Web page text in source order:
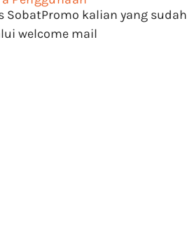
SobatPromo kalian yang sudah
welcome mail